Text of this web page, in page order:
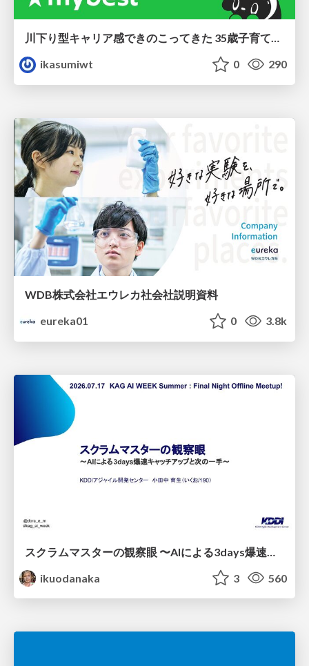
ikasumiwt
0 290
WDB株式会社エウレカ社会社説明資料
eureka01
0 3.8k
ikuodanaka
3 560